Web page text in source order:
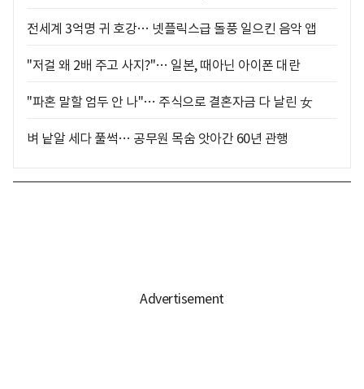
전세계 3억명 귀 호강… 넷플릭스급 돌풍 일으킨 음악 앱
"저걸 왜 2배 주고 사지?"… 일본, 때아닌 아이폰 대란
"파혼 말할 엄두 안 나"… 주식으로 결혼자금 다 날린 女
벼 낱알 세다 풀썩… 공무원 목숨 앗아간 60년 관행